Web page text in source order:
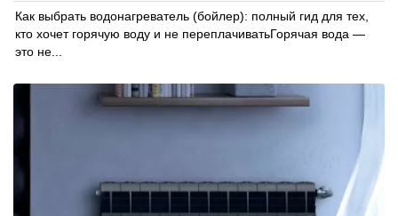
Как выбрать водонагреватель (бойлер): полный гид для тех,
кто хочет горячую воду и не переплачиватьГорячая вода —
это не...